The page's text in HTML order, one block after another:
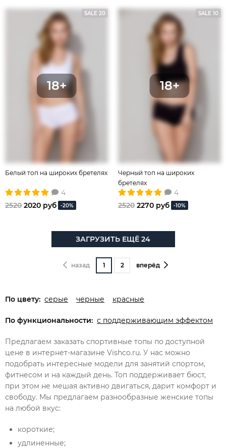
SALE 20
Белый топ на широких бретелях
4
2520 2020 руб -20%
SALE 10
Черный топ на широких
бретелях
4
2520 2270 руб -10%
ЗАГРУЗИТЬ ЕЩЁ 24
назад 1 2 вперёд
По цвету: серые черные красные
По функциональности: с поддерживающим эффектом
Предлагаем заказать спортивные топы по доступной
цене в интернет-магазине Vishco.ru. У нас можно
подобрать интересные модели для занятий спортом,
фитнесом и на каждый день. Топ поддерживает бюст,
при этом не мешая активно двигаться, дарит комфорт и
свободу. Мы предлагаем разнообразные женские топы
на любой вкус:
короткие;
удлиненные;